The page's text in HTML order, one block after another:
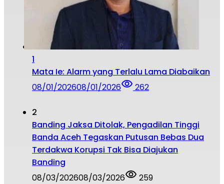
1
Mata Ie: Alarm yang Terlalu Lama Diabaikan
08/01/202608/01/2026 262
2
Banding Jaksa Ditolak, Pengadilan Tinggi
Banda Aceh Tegaskan Putusan Bebas Dua
Terdakwa Korupsi Tak Bisa Diajukan
Banding
08/03/202608/03/2026
259